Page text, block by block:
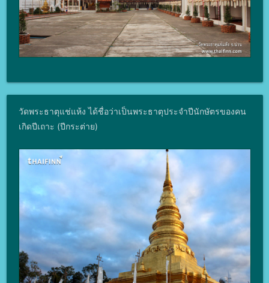
วัดพระธาตุแช่แห้ง ได้ชื่อว่าเป็นพระธาตุประจำปีนักษัตรของคน
เกิดปีเถาะ (ปีกระต่าย)